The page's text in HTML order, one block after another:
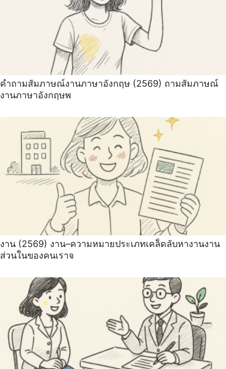
คําถามสัมภาษณ์งานภาษาอังกฤษ (2569) ถามสัมภาษณ์
งานภาษาอังกฤษพ
งาน (2569) งาน–ความหมายประเภทเคล็ดลับหางานงาน
ส่วนในของคนเราจ